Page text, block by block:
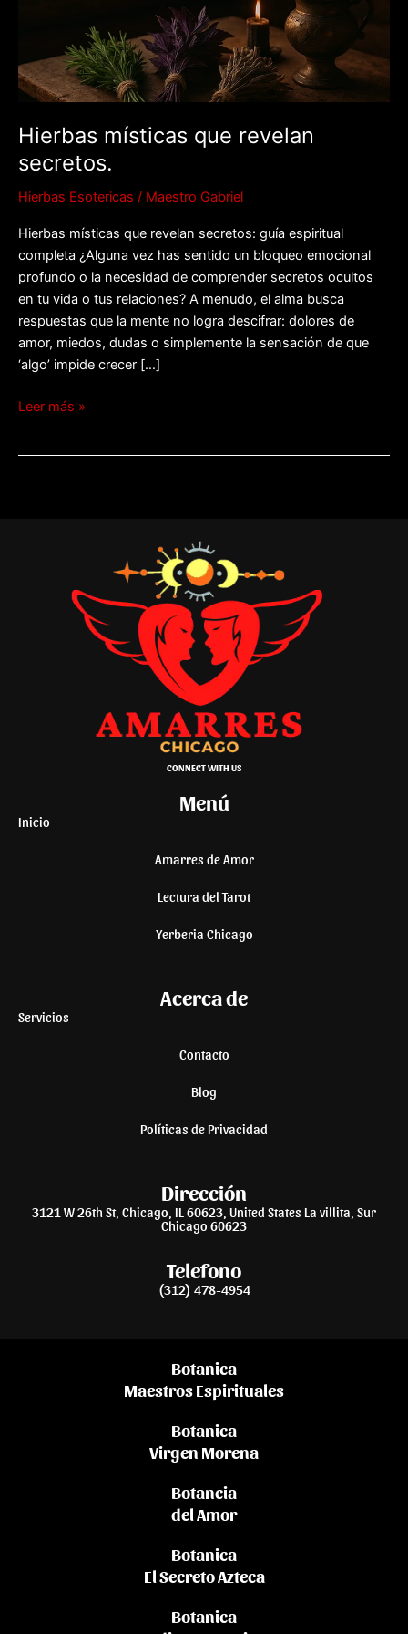
Hierbas místicas que revelan
secretos.
Hierbas Esotericas / Maestro Gabriel
Hierbas místicas que revelan secretos: guía espiritual
completa ¿Alguna vez has sentido un bloqueo emocional
profundo o la necesidad de comprender secretos ocultos
en tu vida o tus relaciones? A menudo, el alma busca
respuestas que la mente no logra descifrar: dolores de
amor, miedos, dudas o simplemente la sensación de que
‘algo’ impide crecer […]
Leer más »
CONNECT WITH US
Menú
Inicio
Amarres de Amor
Lectura del Tarot
Yerberia Chicago
Acerca de
Servicios
Contacto
Blog
Políticas de Privacidad
Dirección
3121 W 26th St, Chicago, IL 60623, United States La villita, Sur
Chicago 60623
Telefono
(312) 478-4954
Botanica
Maestros Espirituales
Botanica
Virgen Morena
Botancia
del Amor
Botanica
El Secreto Azteca
Botanica